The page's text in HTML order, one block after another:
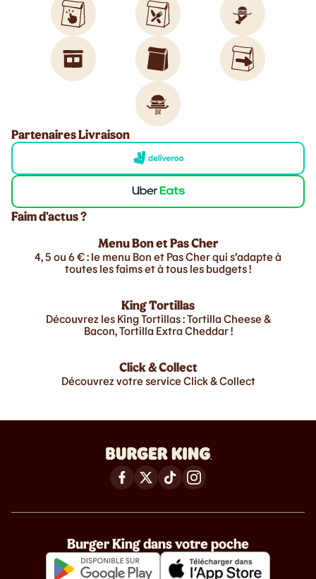
Partenaires Livraison
Faim d'actus ?
Menu Bon et Pas Cher
4, 5 ou 6 € : le menu Bon et Pas Cher qui s’adapte à
toutes les faims et à tous les budgets !
King Tortillas
Découvrez les King Tortillas : Tortilla Cheese &
Bacon, Tortilla Extra Cheddar !
Click & Collect
Découvrez votre service Click & Collect
Burger King dans votre poche